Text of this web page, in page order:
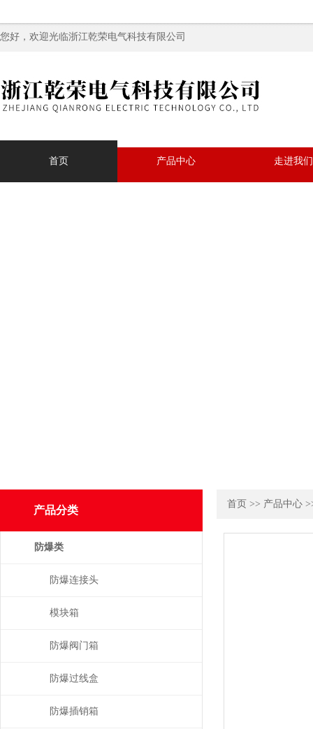
您好，欢迎光临浙江乾荣电气科技有限公司
首页 产品中心 走进我们
首页 >> 产品中心
产品分类
防爆类
防爆连接头
模块箱
防爆阀门箱
防爆过线盒
防爆插销箱